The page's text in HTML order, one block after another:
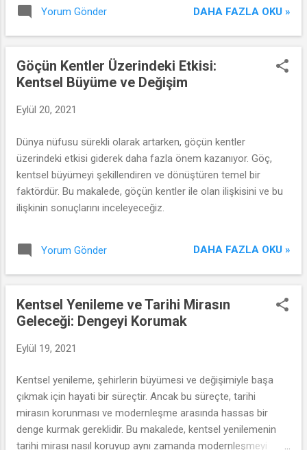
Yorum Gönder DAHA FAZLA OKU »
Göçün Kentler Üzerindeki Etkisi:
Kentsel Büyüme ve Değişim
Eylül 20, 2021
Dünya nüfusu sürekli olarak artarken, göçün kentler
üzerindeki etkisi giderek daha fazla önem kazanıyor. Göç,
kentsel büyümeyi şekillendiren ve dönüştüren temel bir
faktördür. Bu makalede, göçün kentler ile olan ilişkisini ve bu
ilişkinin sonuçlarını inceleyeceğiz.
Yorum Gönder DAHA FAZLA OKU »
Kentsel Yenileme ve Tarihi Mirasın
Geleceği: Dengeyi Korumak
Eylül 19, 2021
Kentsel yenileme, şehirlerin büyümesi ve değişimiyle başa
çıkmak için hayati bir süreçtir. Ancak bu süreçte, tarihi
mirasın korunması ve modernleşme arasında hassas bir
denge kurmak gereklidir. Bu makalede, kentsel yenilemenin
tarihi mirası nasıl koruyup aynı zamanda modernleşmeyi